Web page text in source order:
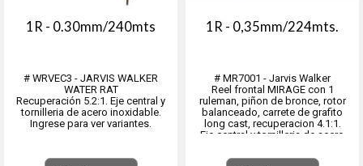
1R - 0.30mm/240mts
# WRVEC3 - JARVIS WALKER
WATER RAT
Recuperación 5.2:1. Eje central y
tornilleria de acero inoxidable.
Ingrese para ver variantes.
1R - 0,35mm/224mts.
# MR7001 - Jarvis Walker
Reel frontal MIRAGE con 1
ruleman, piñon de bronce, rotor
balanceado, carrete de grafito
long cast, recuperacion 4.1:1.
Eje central y tornilleria de acero